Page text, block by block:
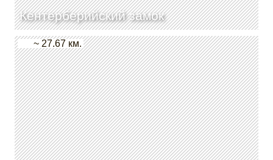
Кентерберийский замок
~ 27.67 км.